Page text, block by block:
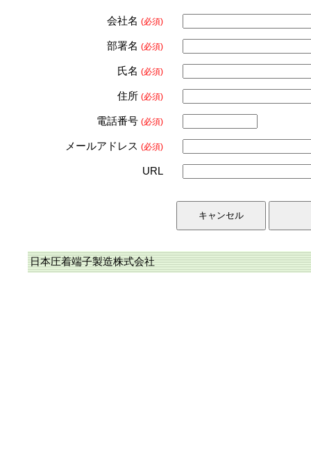
会社名 (必須)
部署名 (必須)
氏名 (必須)
住所 (必須)
電話番号 (必須)
メールアドレス (必須)
URL
日本圧着端子製造株式会社